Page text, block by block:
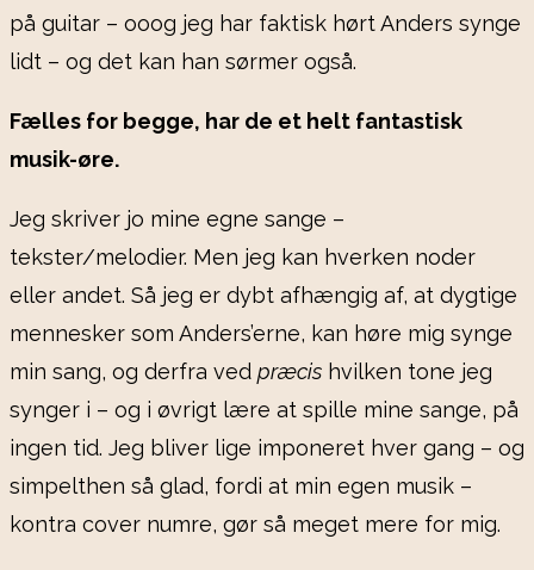
på guitar – ooog jeg har faktisk hørt Anders synge
lidt – og det kan han sørmer også.
Fælles for begge, har de et helt fantastisk
musik-øre.
Jeg skriver jo mine egne sange –
tekster/melodier. Men jeg kan hverken noder
eller andet. Så jeg er dybt afhængig af, at dygtige
mennesker som Anders’erne, kan høre mig synge
min sang, og derfra ved præcis hvilken tone jeg
synger i – og i øvrigt lære at spille mine sange, på
ingen tid. Jeg bliver lige imponeret hver gang – og
simpelthen så glad, fordi at min egen musik –
kontra cover numre, gør så meget mere for mig.